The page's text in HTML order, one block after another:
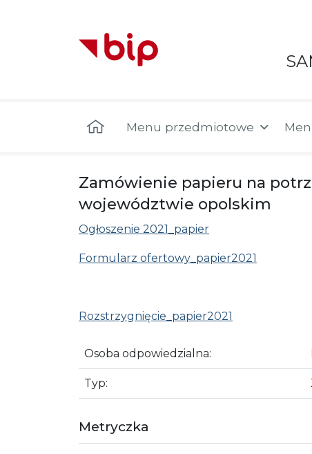
Menu przedmiotowe
Zamówienie papieru na
województwie opolskim
Ogłoszenie 2021_papier
Formularz ofertowy_papier2021
Rozstrzygnięcie_papier2021
Osoba odpowiedzialna:
Typ:
Metryczka